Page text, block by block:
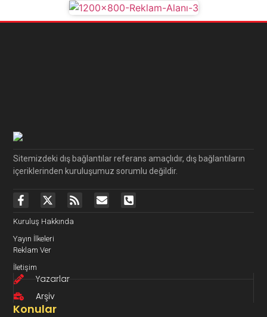
Sitemizdeki dış bağlantılar referans amaçlıdır, dış bağlantıların
içeriklerinden kuruluşumuz sorumlu değildir.
Kuruluş Hakkında
Yayın İlkeleri
Reklam Ver
İletişim
Yazarlar
Arşiv
Konular